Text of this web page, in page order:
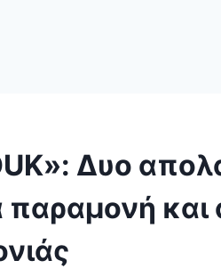
Δυο
παραμονή